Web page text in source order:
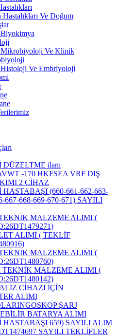
Hastalıkları Ve Doğum
Biyokimya
Mikrobiyoloji Ve Klinik
Histoloji Ve Embriyoloji
DÜZELTME ilanı
-170 HKFSEA VRF DIŞ
2 CİHAZ
HASTABAŞI (660-661-662-663-
667-668-669-670-671) SAYILI
MALZEME ALIMI (
ALIMI ( TEKLİF
MALZEME ALIMI (
TEKNİK MALZEME ALIMI (
CİHAZI İÇİN
ALIMI
ŞARJ
BATARYA ALIMI
HASTABAŞI 659) SAYILI ALIM
SAYILI TEKLİFLER